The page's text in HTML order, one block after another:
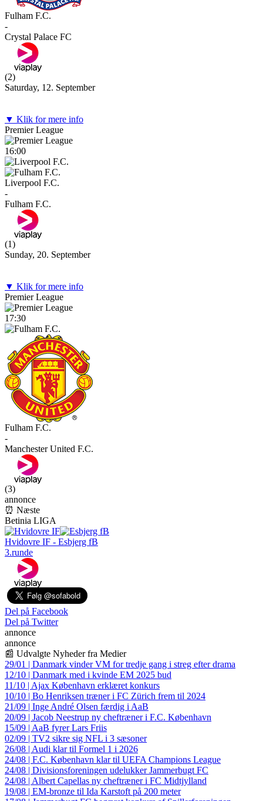
Fulham F.C.
-
Crystal Palace FC
(2)
Saturday, 12. September
▼ Klik for mere info
Premier League
16:00
Liverpool F.C.
-
Fulham F.C.
(1)
Sunday, 20. September
▼ Klik for mere info
Premier League
17:30
Fulham F.C.
-
Manchester United F.C.
(3)
annonce
⏰ Næste
Betinia LIGA
Hvidovre IF - Esbjerg fB
3.runde
Del på Facebook
Del på Twitter
annonce
annonce
📰 Udvalgte Nyheder fra Medier
29/01 | Danmark vinder VM for tredje gang i streg efter drama
12/10 | Danmark med i kvinde EM 2025 bud
11/10 | Ajax København erklæret konkurs
10/10 | Bo Henriksen træner i FC Zürich frem til 2024
21/09 | Inge André Olsen færdig i AaB
20/09 | Jacob Neestrup ny cheftræner i F.C. København
15/09 | AaB fyrer Lars Friis
02/09 | TV2 sikre sig NFL i 3 sæsoner
26/08 | Audi klar til Formel 1 i 2026
24/08 | F.C. København klar til UEFA Champions League
24/08 | Divisionsforeningen udelukker Jammerbugt FC
24/08 | Albert Capellas ny cheftræner i FC Midtjylland
19/08 | EM-bronze til Ida Karstoft på 200 meter